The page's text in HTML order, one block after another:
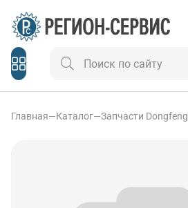
Главная—Каталог—Запчасти Dongfeng